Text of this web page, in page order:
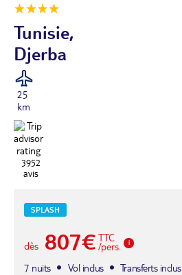
Tunisie,
Djerba
25
km
3952
avis
SPLASH
dès 807€ TTC
/pers.
7 nuits
Vol inclus Transferts inclus